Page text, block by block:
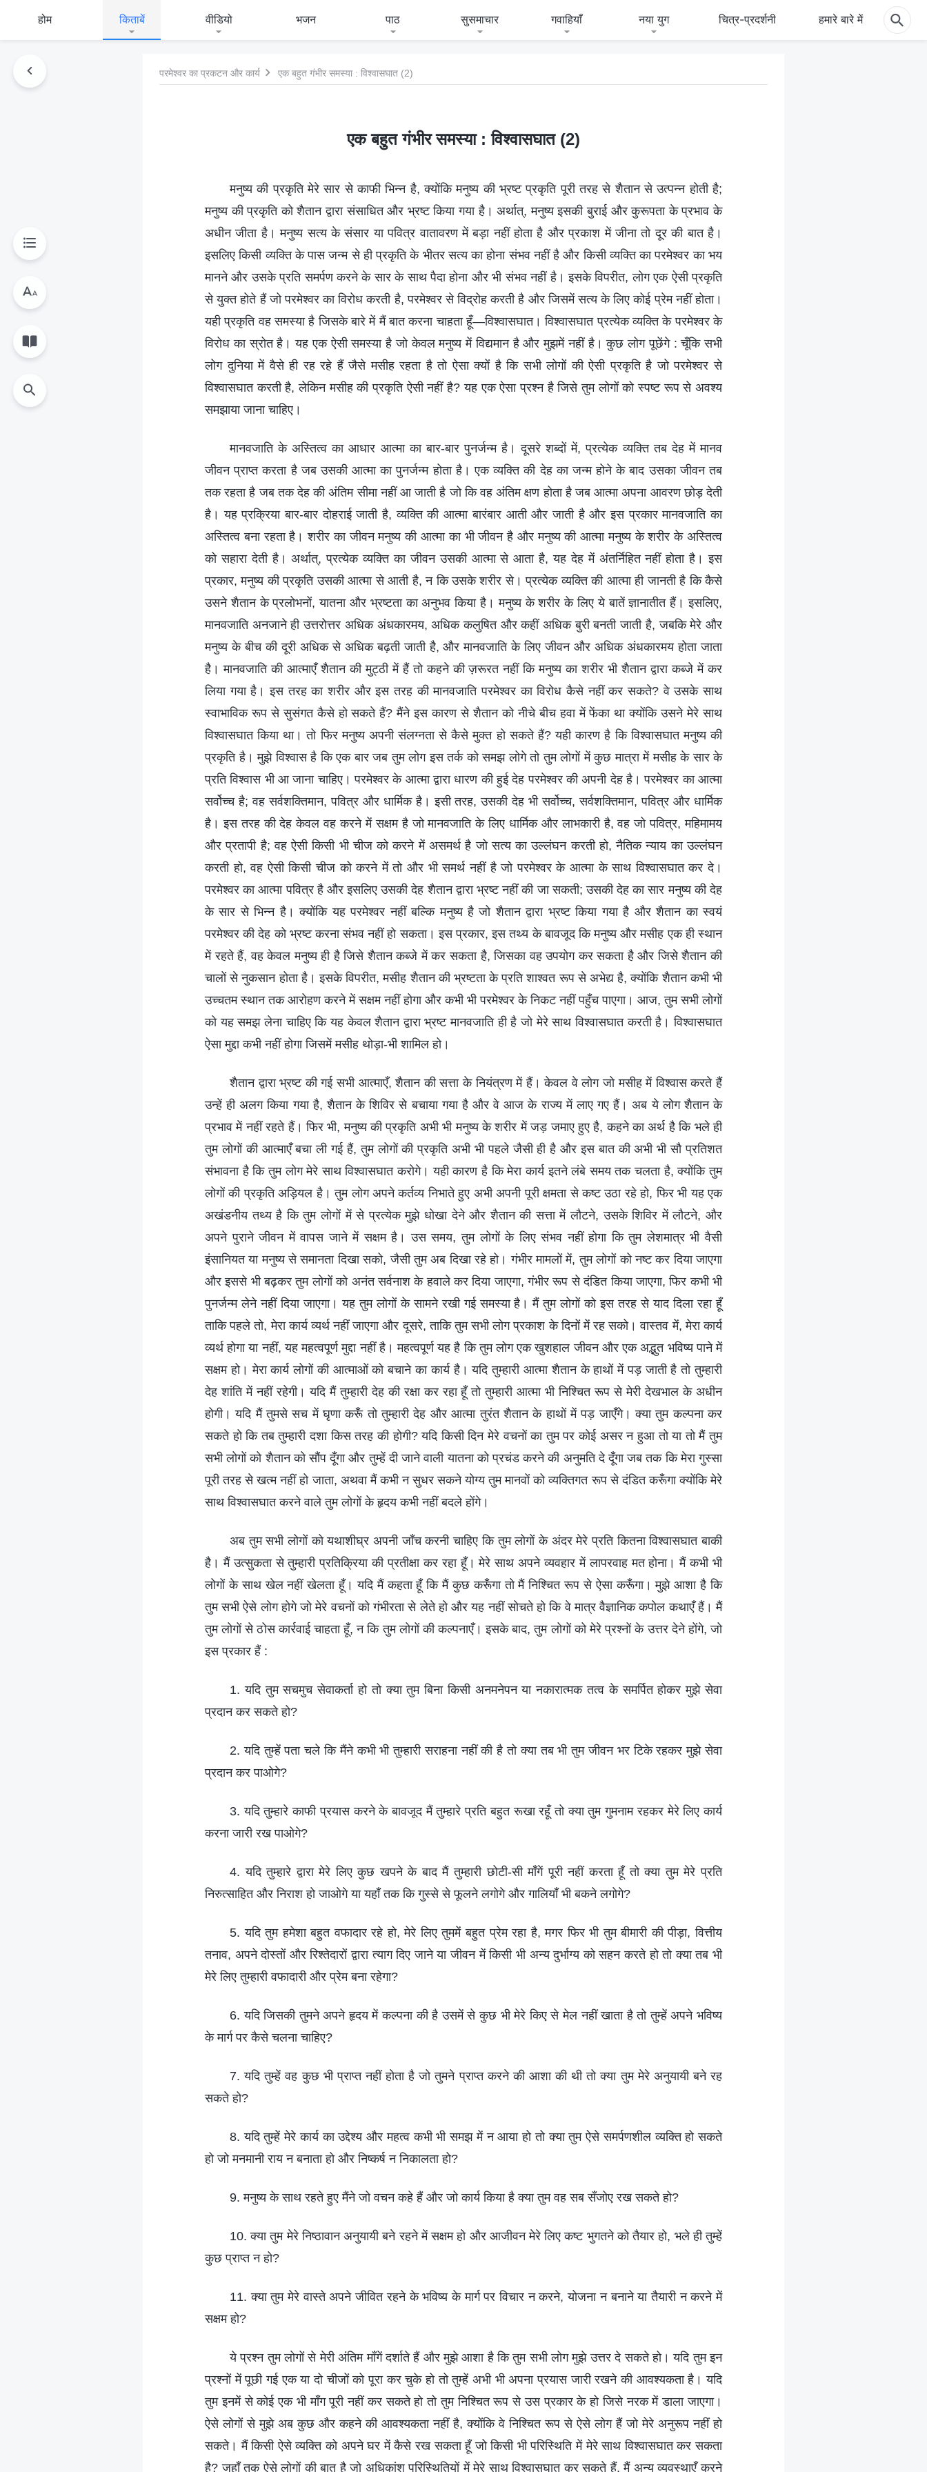
होम किताबें वीडियो भजन पाठ सुसमाचार गवाहियाँ नया युग चित्र-प्रदर्शनी हमारे बारे में
परमेश्वर का प्रकटन और कार्य एक बहुत गंभीर समस्या : विश्वासघात (2)
एक बहुत गंभीर समस्या : विश्वासघात (2)
मनुष्य की प्रकृति मेरे सार से काफी भिन्न है, क्योंकि मनुष्य की भ्रष्ट प्रकृति पूरी तरह से शैतान से उत्पन्न होती है;
मनुष्य की प्रकृति को शैतान द्वारा संसाधित और भ्रष्ट किया गया है। अर्थात्, मनुष्य इसकी बुराई और कुरूपता के प्रभाव के
अधीन जीता है। मनुष्य सत्य के संसार या पवित्र वातावरण में बड़ा नहीं होता है और प्रकाश में जीना तो दूर की बात है।
इसलिए किसी व्यक्ति के पास जन्म से ही प्रकृति के भीतर सत्य का होना संभव नहीं है और किसी व्यक्ति का परमेश्वर का भय
मानने और उसके प्रति समर्पण करने के सार के साथ पैदा होना और भी संभव नहीं है। इसके विपरीत, लोग एक ऐसी प्रकृति
से युक्त होते हैं जो परमेश्वर का विरोध करती है, परमेश्वर से विद्रोह करती है और जिसमें सत्य के लिए कोई प्रेम नहीं होता।
यही प्रकृति वह समस्या है जिसके बारे में मैं बात करना चाहता हूँ—विश्वासघात। विश्वासघात प्रत्येक व्यक्ति के परमेश्वर के
विरोध का स्रोत है। यह एक ऐसी समस्या है जो केवल मनुष्य में विद्यमान है और मुझमें नहीं है। कुछ लोग पूछेंगे : चूँकि सभी
लोग दुनिया में वैसे ही रह रहे हैं जैसे मसीह रहता है तो ऐसा क्यों है कि सभी लोगों की ऐसी प्रकृति है जो परमेश्वर से
विश्वासघात करती है, लेकिन मसीह की प्रकृति ऐसी नहीं है? यह एक ऐसा प्रश्न है जिसे तुम लोगों को स्पष्ट रूप से अवश्य
समझाया जाना चाहिए।
मानवजाति के अस्तित्व का आधार आत्मा का बार-बार पुनर्जन्म है। दूसरे शब्दों में, प्रत्येक व्यक्ति तब देह में मानव
जीवन प्राप्त करता है जब उसकी आत्मा का पुनर्जन्म होता है। एक व्यक्ति की देह का जन्म होने के बाद उसका जीवन तब
तक रहता है जब तक देह की अंतिम सीमा नहीं आ जाती है जो कि वह अंतिम क्षण होता है जब आत्मा अपना आवरण छोड़ देती
है। यह प्रक्रिया बार-बार दोहराई जाती है, व्यक्ति की आत्मा बारंबार आती और जाती है और इस प्रकार मानवजाति का
अस्तित्व बना रहता है। शरीर का जीवन मनुष्य की आत्मा का भी जीवन है और मनुष्य की आत्मा मनुष्य के शरीर के अस्तित्व
को सहारा देती है। अर्थात्, प्रत्येक व्यक्ति का जीवन उसकी आत्मा से आता है, यह देह में अंतर्निहित नहीं होता है। इस
प्रकार, मनुष्य की प्रकृति उसकी आत्मा से आती है, न कि उसके शरीर से। प्रत्येक व्यक्ति की आत्मा ही जानती है कि कैसे
उसने शैतान के प्रलोभनों, यातना और भ्रष्टता का अनुभव किया है। मनुष्य के शरीर के लिए ये बातें ज्ञानातीत हैं। इसलिए,
मानवजाति अनजाने ही उत्तरोत्तर अधिक अंधकारमय, अधिक कलुषित और कहीं अधिक बुरी बनती जाती है, जबकि मेरे और
मनुष्य के बीच की दूरी अधिक से अधिक बढ़ती जाती है, और मानवजाति के लिए जीवन और अधिक अंधकारमय होता जाता
है। मानवजाति की आत्माएँ शैतान की मुट्ठी में हैं तो कहने की ज़रूरत नहीं कि मनुष्य का शरीर भी शैतान द्वारा कब्जे में कर
लिया गया है। इस तरह का शरीर और इस तरह की मानवजाति परमेश्वर का विरोध कैसे नहीं कर सकते? वे उसके साथ
स्वाभाविक रूप से सुसंगत कैसे हो सकते हैं? मैंने इस कारण से शैतान को नीचे बीच हवा में फेंका था क्योंकि उसने मेरे साथ
विश्वासघात किया था। तो फिर मनुष्य अपनी संलग्नता से कैसे मुक्त हो सकते हैं? यही कारण है कि विश्वासघात मनुष्य की
प्रकृति है। मुझे विश्वास है कि एक बार जब तुम लोग इस तर्क को समझ लोगे तो तुम लोगों में कुछ मात्रा में मसीह के सार के
प्रति विश्वास भी आ जाना चाहिए। परमेश्वर के आत्मा द्वारा धारण की हुई देह परमेश्वर की अपनी देह है। परमेश्वर का आत्मा
सर्वोच्च है; वह सर्वशक्तिमान, पवित्र और धार्मिक है। इसी तरह, उसकी देह भी सर्वोच्च, सर्वशक्तिमान, पवित्र और धार्मिक
है। इस तरह की देह केवल वह करने में सक्षम है जो मानवजाति के लिए धार्मिक और लाभकारी है, वह जो पवित्र, महिमामय
और प्रतापी है; वह ऐसी किसी भी चीज को करने में असमर्थ है जो सत्य का उल्लंघन करती हो, नैतिक न्याय का उल्लंघन
करती हो, वह ऐसी किसी चीज को करने में तो और भी समर्थ नहीं है जो परमेश्वर के आत्मा के साथ विश्वासघात कर दे।
परमेश्वर का आत्मा पवित्र है और इसलिए उसकी देह शैतान द्वारा भ्रष्ट नहीं की जा सकती; उसकी देह का सार मनुष्य की देह
के सार से भिन्न है। क्योंकि यह परमेश्वर नहीं बल्कि मनुष्य है जो शैतान द्वारा भ्रष्ट किया गया है और शैतान का स्वयं
परमेश्वर की देह को भ्रष्ट करना संभव नहीं हो सकता। इस प्रकार, इस तथ्य के बावजूद कि मनुष्य और मसीह एक ही स्थान
में रहते हैं, वह केवल मनुष्य ही है जिसे शैतान कब्जे में कर सकता है, जिसका वह उपयोग कर सकता है और जिसे शैतान की
चालों से नुकसान होता है। इसके विपरीत, मसीह शैतान की भ्रष्टता के प्रति शाश्वत रूप से अभेद्य है, क्योंकि शैतान कभी भी
उच्चतम स्थान तक आरोहण करने में सक्षम नहीं होगा और कभी भी परमेश्वर के निकट नहीं पहुँच पाएगा। आज, तुम सभी लोगों
को यह समझ लेना चाहिए कि यह केवल शैतान द्वारा भ्रष्ट मानवजाति ही है जो मेरे साथ विश्वासघात करती है। विश्वासघात
ऐसा मुद्दा कभी नहीं होगा जिसमें मसीह थोड़ा-भी शामिल हो।
शैतान द्वारा भ्रष्ट की गई सभी आत्माएँ, शैतान की सत्ता के नियंत्रण में हैं। केवल वे लोग जो मसीह में विश्वास करते हैं
उन्हें ही अलग किया गया है, शैतान के शिविर से बचाया गया है और वे आज के राज्य में लाए गए हैं। अब ये लोग शैतान के
प्रभाव में नहीं रहते हैं। फिर भी, मनुष्य की प्रकृति अभी भी मनुष्य के शरीर में जड़ जमाए हुए है, कहने का अर्थ है कि भले ही
तुम लोगों की आत्माएँ बचा ली गई हैं, तुम लोगों की प्रकृति अभी भी पहले जैसी ही है और इस बात की अभी भी सौ प्रतिशत
संभावना है कि तुम लोग मेरे साथ विश्वासघात करोगे। यही कारण है कि मेरा कार्य इतने लंबे समय तक चलता है, क्योंकि तुम
लोगों की प्रकृति अड़ियल है। तुम लोग अपने कर्तव्य निभाते हुए अभी अपनी पूरी क्षमता से कष्ट उठा रहे हो, फिर भी यह एक
अखंडनीय तथ्य है कि तुम लोगों में से प्रत्येक मुझे धोखा देने और शैतान की सत्ता में लौटने, उसके शिविर में लौटने, और
अपने पुराने जीवन में वापस जाने में सक्षम है। उस समय, तुम लोगों के लिए संभव नहीं होगा कि तुम लेशमात्र भी वैसी
इंसानियत या मनुष्य से समानता दिखा सको, जैसी तुम अब दिखा रहे हो। गंभीर मामलों में, तुम लोगों को नष्ट कर दिया जाएगा
और इससे भी बढ़कर तुम लोगों को अनंत सर्वनाश के हवाले कर दिया जाएगा, गंभीर रूप से दंडित किया जाएगा, फिर कभी भी
पुनर्जन्म लेने नहीं दिया जाएगा। यह तुम लोगों के सामने रखी गई समस्या है। मैं तुम लोगों को इस तरह से याद दिला रहा हूँ
ताकि पहले तो, मेरा कार्य व्यर्थ नहीं जाएगा और दूसरे, ताकि तुम सभी लोग प्रकाश के दिनों में रह सको। वास्तव में, मेरा कार्य
व्यर्थ होगा या नहीं, यह महत्वपूर्ण मुद्दा नहीं है। महत्वपूर्ण यह है कि तुम लोग एक खुशहाल जीवन और एक अद्भुत भविष्य पाने में
सक्षम हो। मेरा कार्य लोगों की आत्माओं को बचाने का कार्य है। यदि तुम्हारी आत्मा शैतान के हाथों में पड़ जाती है तो तुम्हारी
देह शांति में नहीं रहेगी। यदि मैं तुम्हारी देह की रक्षा कर रहा हूँ तो तुम्हारी आत्मा भी निश्चित रूप से मेरी देखभाल के अधीन
होगी। यदि मैं तुमसे सच में घृणा करूँ तो तुम्हारी देह और आत्मा तुरंत शैतान के हाथों में पड़ जाएँगे। क्या तुम कल्पना कर
सकते हो कि तब तुम्हारी दशा किस तरह की होगी? यदि किसी दिन मेरे वचनों का तुम पर कोई असर न हुआ तो या तो मैं तुम
सभी लोगों को शैतान को सौंप दूँगा और तुम्हें दी जाने वाली यातना को प्रचंड करने की अनुमति दे दूँगा जब तक कि मेरा गुस्सा
पूरी तरह से खत्म नहीं हो जाता, अथवा मैं कभी न सुधर सकने योग्य तुम मानवों को व्यक्तिगत रूप से दंडित करूँगा क्योंकि मेरे
साथ विश्वासघात करने वाले तुम लोगों के हृदय कभी नहीं बदले होंगे।
अब तुम सभी लोगों को यथाशीघ्र अपनी जाँच करनी चाहिए कि तुम लोगों के अंदर मेरे प्रति कितना विश्वासघात बाकी
है। मैं उत्सुकता से तुम्हारी प्रतिक्रिया की प्रतीक्षा कर रहा हूँ। मेरे साथ अपने व्यवहार में लापरवाह मत होना। मैं कभी भी
लोगों के साथ खेल नहीं खेलता हूँ। यदि मैं कहता हूँ कि मैं कुछ करूँगा तो मैं निश्चित रूप से ऐसा करूँगा। मुझे आशा है कि
तुम सभी ऐसे लोग होगे जो मेरे वचनों को गंभीरता से लेते हो और यह नहीं सोचते हो कि वे मात्र वैज्ञानिक कपोल कथाएँ हैं। मैं
तुम लोगों से ठोस कार्रवाई चाहता हूँ, न कि तुम लोगों की कल्पनाएँ। इसके बाद, तुम लोगों को मेरे प्रश्नों के उत्तर देने होंगे, जो
इस प्रकार हैं :
1. यदि तुम सचमुच सेवाकर्ता हो तो क्या तुम बिना किसी अनमनेपन या नकारात्मक तत्व के समर्पित होकर मुझे सेवा
प्रदान कर सकते हो?
2. यदि तुम्हें पता चले कि मैंने कभी भी तुम्हारी सराहना नहीं की है तो क्या तब भी तुम जीवन भर टिके रहकर मुझे सेवा
प्रदान कर पाओगे?
3. यदि तुम्हारे काफी प्रयास करने के बावजूद मैं तुम्हारे प्रति बहुत रूखा रहूँ तो क्या तुम गुमनाम रहकर मेरे लिए कार्य
करना जारी रख पाओगे?
4. यदि तुम्हारे द्वारा मेरे लिए कुछ खपने के बाद मैं तुम्हारी छोटी-सी माँगें पूरी नहीं करता हूँ तो क्या तुम मेरे प्रति
निरुत्साहित और निराश हो जाओगे या यहाँ तक कि गुस्से से फूलने लगोगे और गालियाँ भी बकने लगोगे?
5. यदि तुम हमेशा बहुत वफादार रहे हो, मेरे लिए तुममें बहुत प्रेम रहा है, मगर फिर भी तुम बीमारी की पीड़ा, वित्तीय
तनाव, अपने दोस्तों और रिश्तेदारों द्वारा त्याग दिए जाने या जीवन में किसी भी अन्य दुर्भाग्य को सहन करते हो तो क्या तब भी
मेरे लिए तुम्हारी वफादारी और प्रेम बना रहेगा?
6. यदि जिसकी तुमने अपने हृदय में कल्पना की है उसमें से कुछ भी मेरे किए से मेल नहीं खाता है तो तुम्हें अपने भविष्य
के मार्ग पर कैसे चलना चाहिए?
7. यदि तुम्हें वह कुछ भी प्राप्त नहीं होता है जो तुमने प्राप्त करने की आशा की थी तो क्या तुम मेरे अनुयायी बने रह
सकते हो?
8. यदि तुम्हें मेरे कार्य का उद्देश्य और महत्व कभी भी समझ में न आया हो तो क्या तुम ऐसे समर्पणशील व्यक्ति हो सकते
हो जो मनमानी राय न बनाता हो और निष्कर्ष न निकालता हो?
9. मनुष्य के साथ रहते हुए मैंने जो वचन कहे हैं और जो कार्य किया है क्या तुम वह सब सँजोए रख सकते हो?
10. क्या तुम मेरे निष्ठावान अनुयायी बने रहने में सक्षम हो और आजीवन मेरे लिए कष्ट भुगतने को तैयार हो, भले ही तुम्हें
कुछ प्राप्त न हो?
11. क्या तुम मेरे वास्ते अपने जीवित रहने के भविष्य के मार्ग पर विचार न करने, योजना न बनाने या तैयारी न करने में
सक्षम हो?
ये प्रश्न तुम लोगों से मेरी अंतिम माँगें दर्शाते हैं और मुझे आशा है कि तुम सभी लोग मुझे उत्तर दे सकते हो। यदि तुम इन
प्रश्नों में पूछी गई एक या दो चीजों को पूरा कर चुके हो तो तुम्हें अभी भी अपना प्रयास जारी रखने की आवश्यकता है। यदि
तुम इनमें से कोई एक भी माँग पूरी नहीं कर सकते हो तो तुम निश्चित रूप से उस प्रकार के हो जिसे नरक में डाला जाएगा।
ऐसे लोगों से मुझे अब कुछ और कहने की आवश्यकता नहीं है, क्योंकि वे निश्चित रूप से ऐसे लोग हैं जो मेरे अनुरूप नहीं हो
सकते। मैं किसी ऐसे व्यक्ति को अपने घर में कैसे रख सकता हूँ जो किसी भी परिस्थिति में मेरे साथ विश्वासघात कर सकता
है? जहाँ तक ऐसे लोगों की बात है जो अधिकांश परिस्थितियों में मेरे साथ विश्वासघात कर सकते हैं, मैं अन्य व्यवस्थाएँ करने